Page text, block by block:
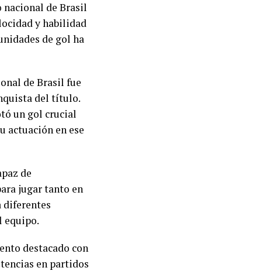
de Brasil
y habilidad
de gol ha
de Brasil fue
del título.
un gol crucial
actuación en ese
de
jugar tanto en
diferentes
equipo.
destacado con
en partidos